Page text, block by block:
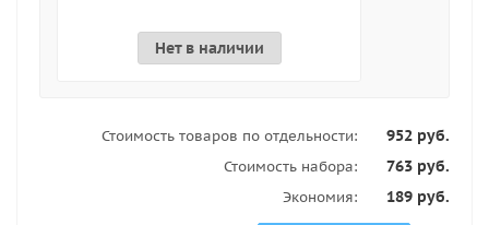
Нет в наличии
Стоимость товаров по отдельности: 952 руб.
Стоимость набора: 763 руб.
Экономия: 189 руб.